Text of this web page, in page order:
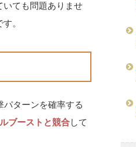
いても問題ありませ
。
ターンを確率する
ブーストと競合して